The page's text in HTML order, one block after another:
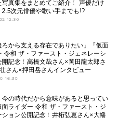
写真集をまとめてご紹介！ 声優だけ
2.5次元俳優や歌い手までも!?
12:30
ろから支える存在でありたい」『仮面
令和 ザ・ファースト・ジェネレーシ
開記念！高橋文哉さん×岡田龍太郎さ
さん×押田岳さんインタビュー
16:30
今の時代だから意味があると思ってい
面ライダー 令和 ザ・ファースト・ジ
ション公開記念！井桁弘恵さん×大幡